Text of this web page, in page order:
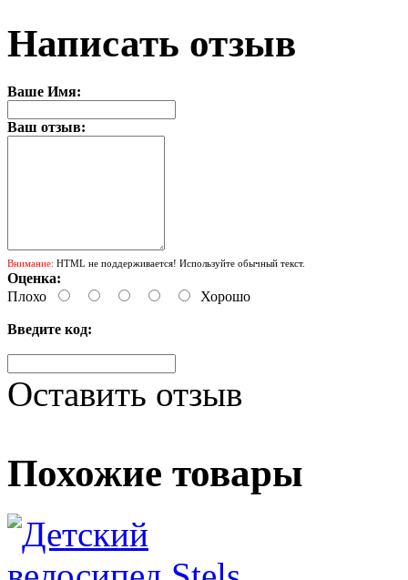
Написать отзыв
Ваше Имя:
Ваш отзыв:
Внимание: HTML не поддерживается! Используйте обычный текст.
Оценка:
Плохо
Хорошо
Введите код:
Оставить отзыв
Похожие товары